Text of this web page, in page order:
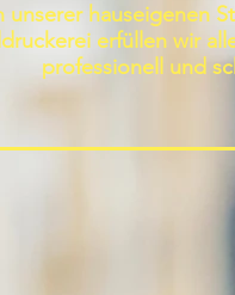
unserer hauseigenen
erfüllen wir
professionell und